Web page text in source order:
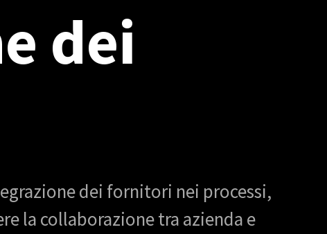
dei
dei fornitori nei processi,
la collaborazione tra azienda e